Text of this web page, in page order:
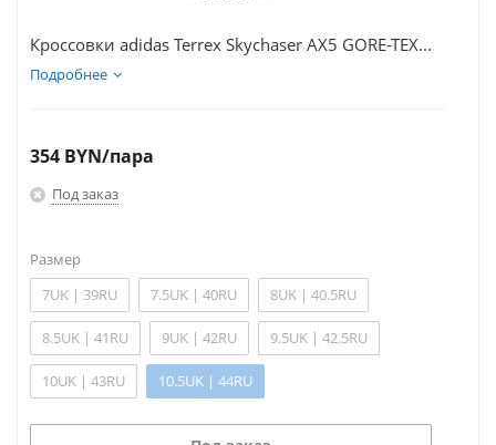
Кроссовки adidas Terrex Skychaser AX5 GORE-TEX...
Подробнее
354 BYN/пара
Под заказ
Размер
7UK | 39RU
7.5UK | 40RU 8UK | 40.5RU
8.5UK | 41RU 9UK | 42RU 9.5UK | 42.5RU
10UK | 43RU 10.5UK | 44RU